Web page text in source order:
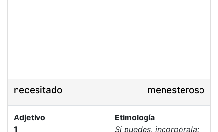
necesitado menesteroso
Adjetivo
1
Etimología
Si puedes, incorpórala: